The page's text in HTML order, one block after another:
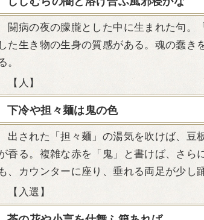
闘病の夜の朦朧とした中に生まれた句。
した生き物の生身の質感がある。魂の蠢き
。
【人】
下冷や担々麺は鬼の色
出された「担々麺」の湯気を吹けば、豆
香る。複雑な赤を「鬼」と書けば、さら
も、カウンターに座り、垂れる両足が少し
【入選】